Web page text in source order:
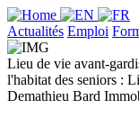
Actualités Emploi
Lieu de vie avant-
l'habitat des seniors :
Demathieu Bard